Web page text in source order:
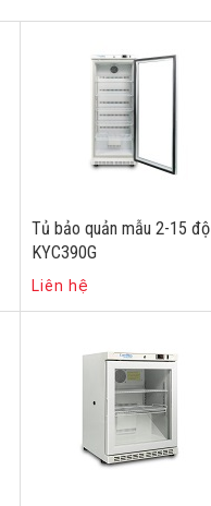
Tủ bảo quản mẫu 2-15 độ
KYC390G
Liên hệ